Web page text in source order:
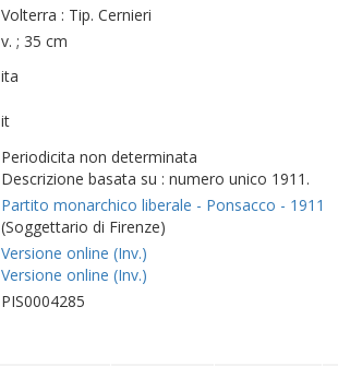
Volterra : Tip. Cernieri
v. ; 35 cm
ita
it
Periodicita non determinata
Descrizione basata su : numero unico 1911.
Partito monarchico liberale - Ponsacco - 1911
(Soggettario di Firenze)
Versione online (Inv.)
Versione online (Inv.)
PIS0004285